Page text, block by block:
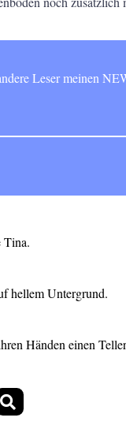
Leser meinen
Tina.